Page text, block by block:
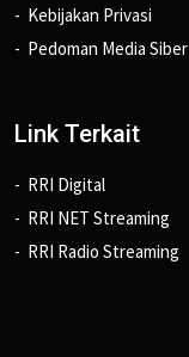
Kebijakan Privasi
Pedoman Media Siber
Link Terkait
RRI Digital
RRI NET Streaming
RRI Radio Streaming